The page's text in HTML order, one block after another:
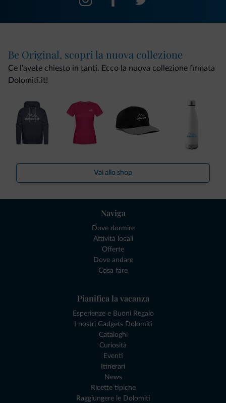
Be Original, scopri la nuova collezione
Ce l'avete chiesto in tanti. Ecco la nuova collezione firmata
Dolomiti.it!
Vai allo shop
Naviga
Dove dormire
Attività locali
Offerte
Dove andare
Cosa fare
Pianifica la vacanza
Esperienze e Buoni Regalo
I nostri Gadgets Dolomiti
Cataloghi
Curiosità
Eventi
Itinerari
News
Ricette tipiche
Raggiungere le Dolomiti